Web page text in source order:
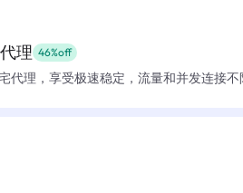
理 46%off
代理，享受极速稳定，流量和并发连接不